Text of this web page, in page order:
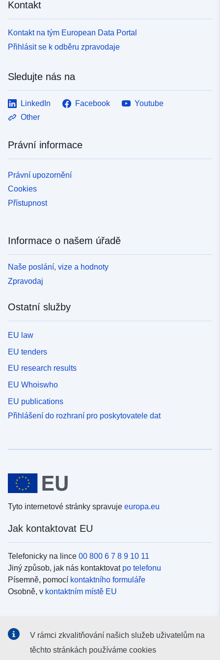
Kontakt
Kontakt na tým European Data Portal
Přihlásit se k odběru zpravodaje
Sledujte nás na
LinkedIn Facebook
Youtube
Other
Právní informace
Právní upozornění
Cookies
Přístupnost
Informace o našem úřadě
Naše poslání, vize a hodnoty
Zpravodaj
Ostatní služby
EU law
EU tenders
EU research results
EU Whoiswho
EU publications
Přihlášení do rozhraní pro poskytovatele dat
Tyto internetové stránky spravuje europa.eu
Jak kontaktovat EU
Telefonicky na lince 00 800 6 7 8 9 10 11
Jiný způsob, jak nás kontaktovat po telefonu
Písemně, pomocí kontaktního formuláře
Osobně, v kontaktním místě EU
Vyhledávání informačních kanálů EU vsociálních médiích
V rámci zkvalitňování našich služeb uživatelům na
těchto stránkách používáme cookies